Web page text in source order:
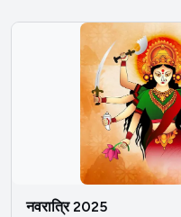
नवरात्रि 2025